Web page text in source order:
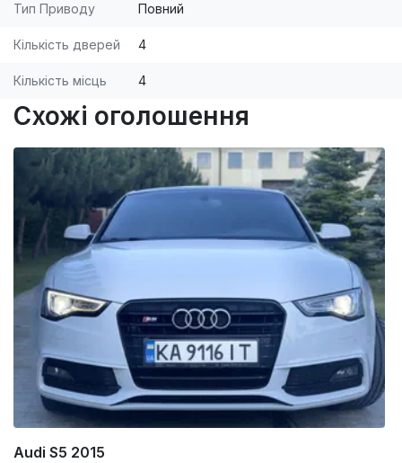
Тип Приводу Повний
Кількість дверей 4
Кількість місць 4
Схожі оголошення
Audi S5 2015